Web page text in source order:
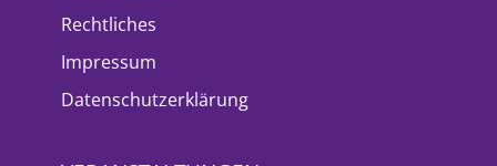
Rechtliches
Impressum
Datenschutzerklärung